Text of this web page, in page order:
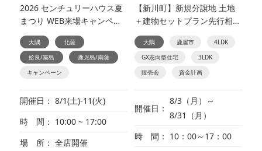
2026 センチュリーハウス夏
まつり WEB来場キャンペー
ン
大隅
北薩
姶良/霧島
鹿児島/南薩
キャンペーン
開催日
8/1(土)-11(火)
時 間
10:00 ~ 17:00
場 所
全店開催
【新川町】新規分譲地 土地
＋建物セットプラン先行相談
会
大隅 鹿屋市
4LDK
GX志向型住宅
3LDK
販売会
資金計画
開催日
8/3（月）～
8/31（月）
時 間
10：00～17：00